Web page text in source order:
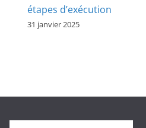
étapes d’exécution
31 janvier 2025